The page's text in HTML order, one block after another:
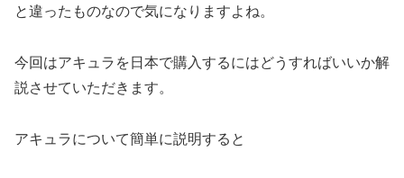
と違ったものなので気になりますよね。
今回はアキュラを日本で購入するにはどうすればいいか解
説させていただきます。
アキュラについて簡単に説明すると